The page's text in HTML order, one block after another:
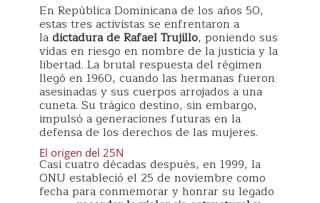
En República Dominicana de los años 50,
estas tres activistas se enfrentaron a
ladictadura de Rafael Trujillo, poniendo sus
vidas en riesgo en nombre de la justicia y la
libertad. La brutal respuesta del régimen
llegó en 1960, cuando las hermanas fueron
asesinadas y sus cuerpos arrojados a una
cuneta. Su trágico destino, sin embargo,
impulsó a generaciones futuras en la
defensa de los derechos de las mujeres.
El origen del 25N
Casi cuatro décadas después, en 1999, la
ONU estableció el 25 de noviembre como
fecha para conmemorar y honrar su legado